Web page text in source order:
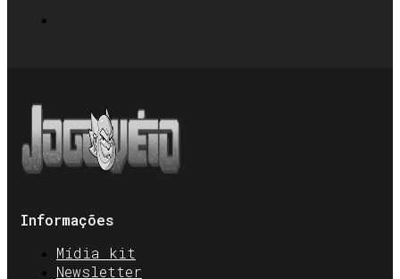
Informações
Mídia kit
Newsletter